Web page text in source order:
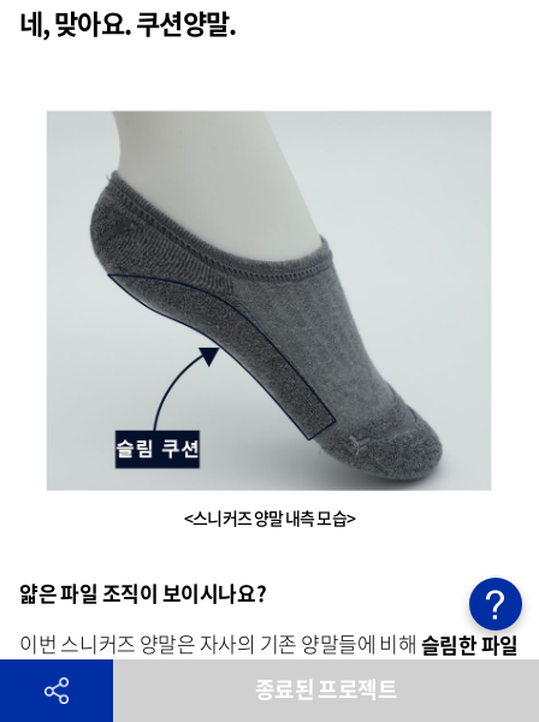
네, 맞아요. 쿠션양말.
<스니커즈 양말 내측 모습>
얇은 파일 조직이 보이시나요?
이번 스니커즈 양말은 자사의 기존 양말들에 비해 슬림한 파일
조직으로 편직
종료된 프로젝트